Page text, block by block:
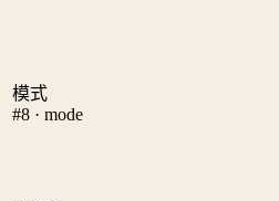
模式
#8 · mode